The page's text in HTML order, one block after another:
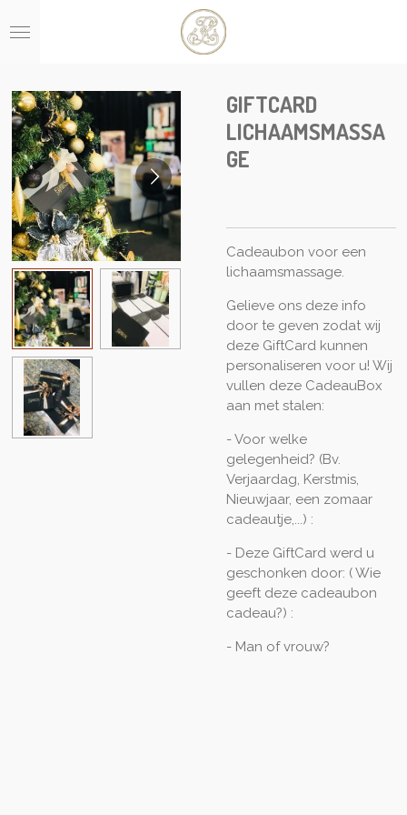
direct
hoofdinhoud
GIFTCARD
LICHAAMSMASSA
GE
Cadeaubon voor een
lichaamsmassage.
Gelieve ons deze info
door te geven zodat wij
deze GiftCard kunnen
personaliseren voor u! Wij
vullen deze CadeauBox
aan met stalen:
- Voor welke
gelegenheid? (Bv.
Verjaardag, Kerstmis,
Nieuwjaar, een zomaar
cadeautje,...) :
- Deze GiftCard werd u
geschonken door: ( Wie
geeft deze cadeaubon
cadeau?) :
- Man of vrouw?